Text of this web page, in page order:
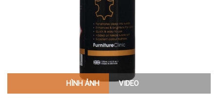
HÌNH ẢNH VIDEO